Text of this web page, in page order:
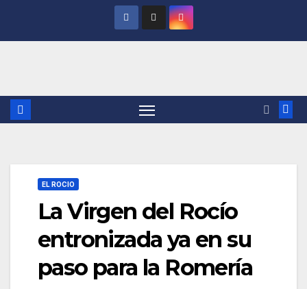
EL ROCIO
La Virgen del Rocío
entronizada ya en su
paso para la Romería